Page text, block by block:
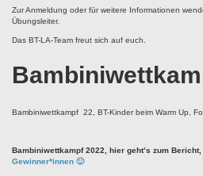
Zur Anmeldung oder für weitere Informationen
Übungsleiter.
Das BT-LA-Team freut sich auf euch.
Bambiniwettkampf 22, BT-Kinder beim Warm Up,
Bambiniwettkampf 2022, hier geht’s zum Bericht,
Gewinner*innen 🙂